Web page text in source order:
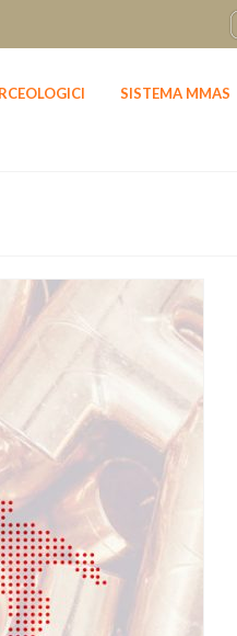
SISTEMA MMAS